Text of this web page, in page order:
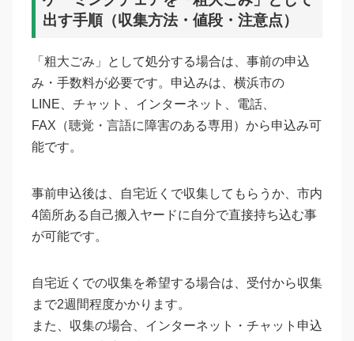
出す手順（収集方法・値段・注意点）
「粗大ごみ」として処分する場合は、事前の申込
み・手数料が必要です。申込みは、横浜市の
LINE、チャット、インターネット、電話、
FAX（聴覚・言語に障害のある専用）から申込み可
能です。
事前申込後は、自宅近くで収集してもらうか、市内
4箇所ある自己搬入ヤードに自分で直接持ち込む事
が可能です。
自宅近くでの収集を希望する場合は、受付から収集
まで2週間程度かかります。
また、収集の場合、インターネット・チャット申込